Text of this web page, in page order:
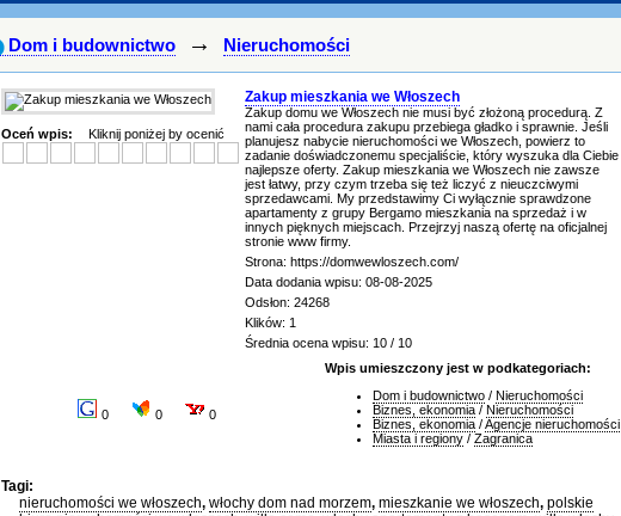
Dom i budownictwo → Nieruchomości
Oceń wpis: Kliknij poniżej by ocenić
Zakup mieszkania we Włoszech
Zakup domu we Włoszech nie musi być złożoną procedurą. Z
nami cała procedura zakupu przebiega gładko i sprawnie. Jeśli
planujesz nabycie nieruchomości we Włoszech, powierz to
zadanie doświadczonemu specjaliście, który wyszuka dla Ciebie
najlepsze oferty. Zakup mieszkania we Włoszech nie zawsze
jest łatwy, przy czym trzeba się też liczyć z nieuczciwymi
sprzedawcami. My przedstawimy Ci wyłącznie sprawdzone
apartamenty z grupy Bergamo mieszkania na sprzedaż i w
innych pięknych miejscach. Przejrzyj naszą ofertę na oficjalnej
stronie www firmy.
Strona: https://domwewloszech.com/
Data dodania wpisu: 08-08-2025
Odsłon: 24268
Klików: 1
Średnia ocena wpisu: 10 / 10
0 0 0
Wpis umieszczony jest w podkategoriach:
Dom i budownictwo / Nieruchomości
Biznes, ekonomia / Nieruchomości
Biznes, ekonomia /Agencje nieruchomości
Miasta i regiony / Zagranica
Tagi:
nieruchomości we włoszech, włochy dom nad morzem, mieszkanie we włoszech, polskie